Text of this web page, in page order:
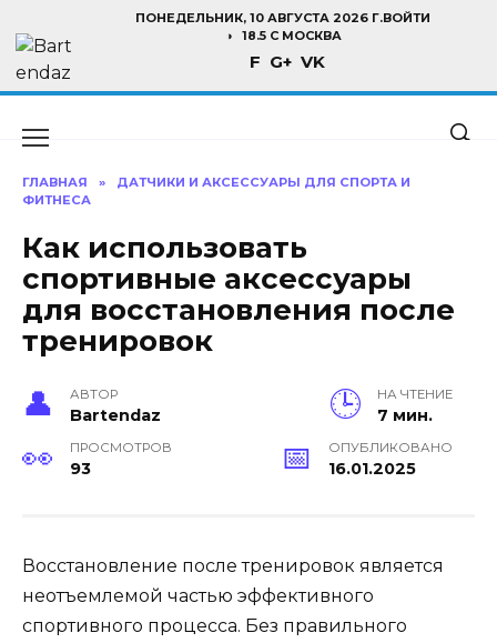
содержанию
ПОНЕДЕЛЬНИК, 10 АВГУСТА 2026 Г.ВОЙТИ
18.5 C МОСКВА
F G+ VK
ГЛАВНАЯ »
ДАТЧИКИ И АКСЕССУАРЫ ДЛЯ СПОРТА И
ФИТНЕСА
Как использовать
спортивные аксессуары
для восстановления после
тренировок
АВТОР
Bartendaz
НА ЧТЕНИЕ
7 мин.
ПРОСМОТРОВ
93
ОПУБЛИКОВАНО
16.01.2025
Восстановление после тренировок является
неотъемлемой частью эффективного
спортивного процесса. Без правильного